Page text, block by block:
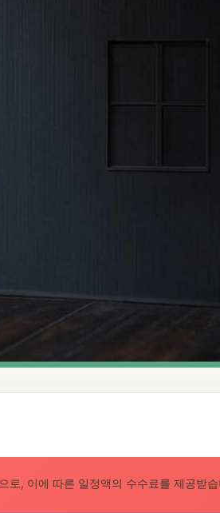
로, 이에 따른 일정액의 수수료를 제공받